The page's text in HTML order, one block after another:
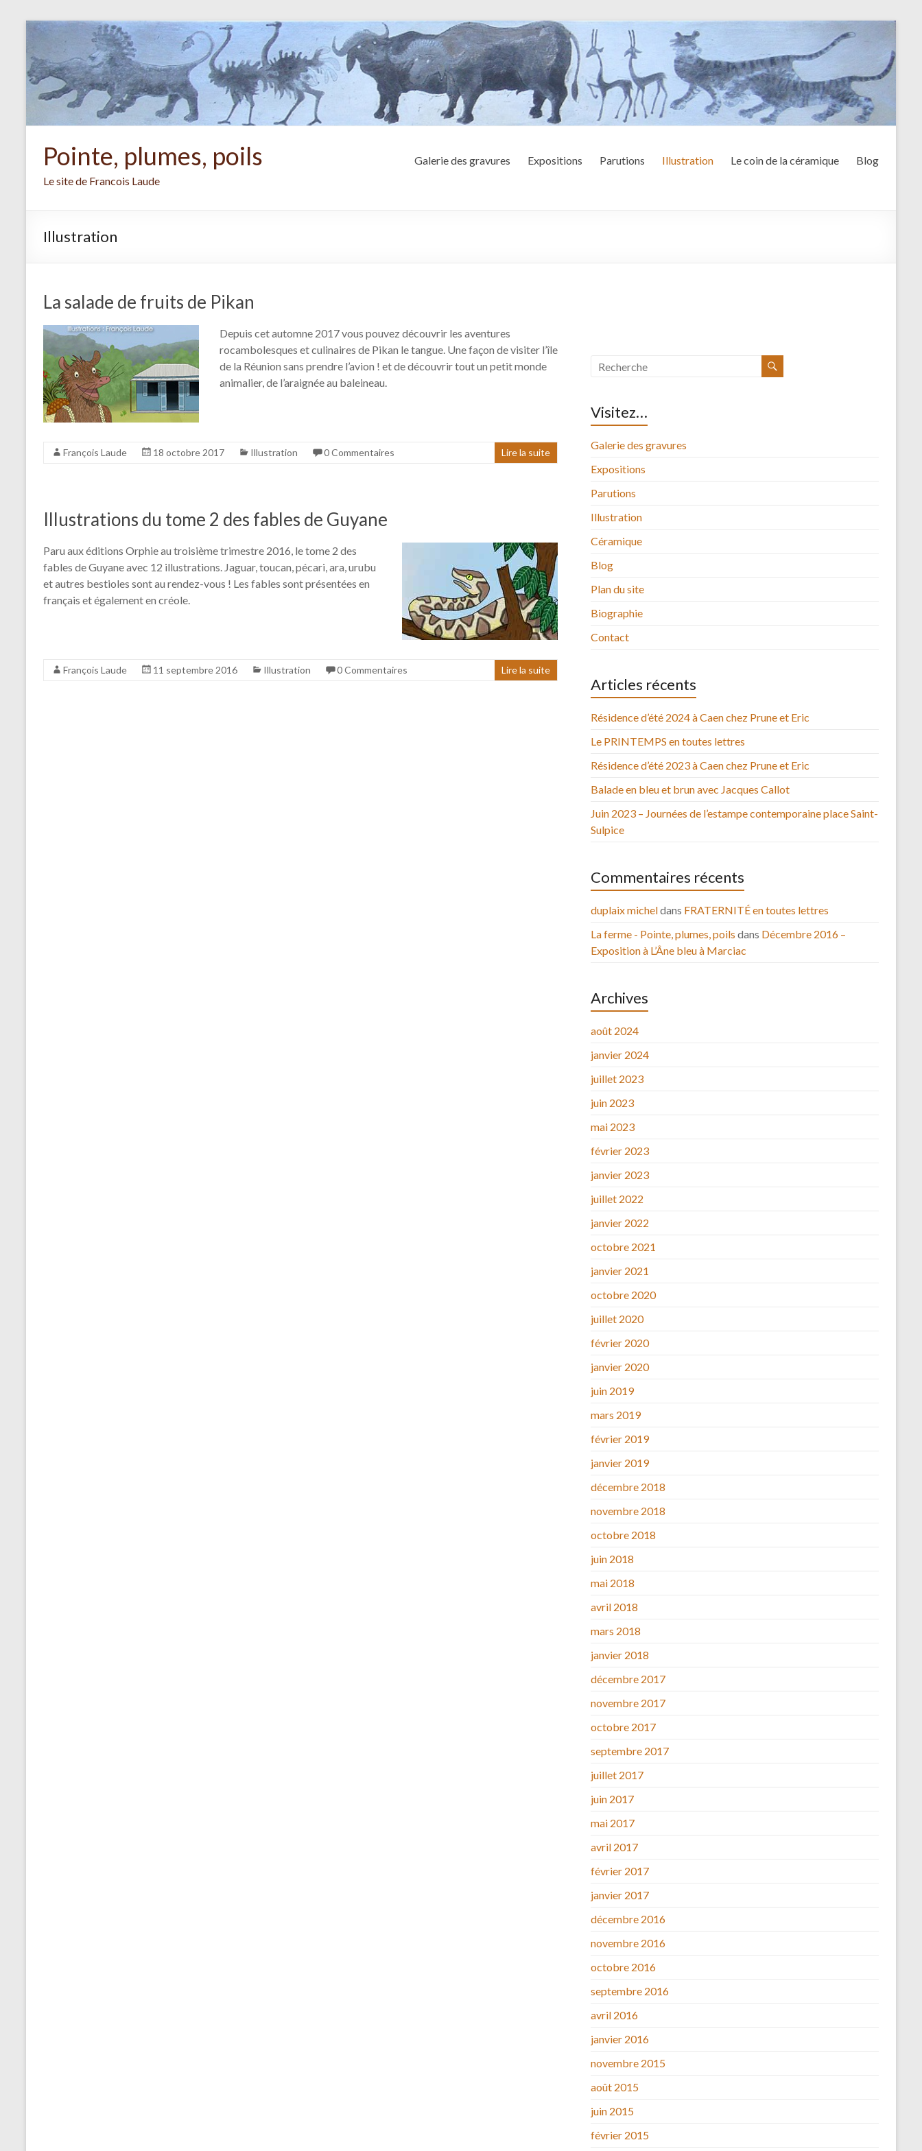
Aller
contenu
Pointe, plumes, poils
Le site de Francois Laude
Galerie des gravures Expositions Parutions Illustration Le coin de la céramique Blog
Illustration
La salade de fruits de Pikan
Depuis cet automne 2017 vous pouvez découvrir les aventures
rocambolesques et culinaires de Pikan le tangue. Une façon de visiter l’île
de la Réunion sans prendre l’avion ! et de découvrir tout un petit monde
animalier, de l’araignée au baleineau.
François Laude 18 octobre 2017 Illustration 0 Commentaires Lire la suite
Illustrations du tome 2 des fables de Guyane
Paru aux éditions Orphie au troisième trimestre 2016, le tome 2 des
fables de Guyane avec 12 illustrations. Jaguar, toucan, pécari, ara, urubu
et autres bestioles sont au rendez-vous ! Les fables sont présentées en
français et également en créole.
François Laude 11 septembre 2016 Illustration 0 Commentaires Lire la suite
Visitez…
Galerie des gravures
Expositions
Parutions
Illustration
Céramique
Blog
Plan du site
Biographie
Contact
Articles récents
Résidence d’été 2024 à Caen chez Prune et Eric
Le PRINTEMPS en toutes lettres
Résidence d’été 2023 à Caen chez Prune et Eric
Balade en bleu et brun avec Jacques Callot
Juin 2023 – Journées de l’estampe contemporaine place Saint-
Sulpice
Commentaires récents
duplaix micheldans FRATERNITÉ en toutes lettres
La ferme - Pointe, plumes, poils dans Décembre 2016 –
Exposition à L’Âne bleu à Marciac
Archives
août 2024
janvier 2024
juillet 2023
juin 2023
mai 2023
février 2023
janvier 2023
juillet 2022
janvier 2022
octobre 2021
janvier 2021
octobre 2020
juillet 2020
février 2020
janvier 2020
juin 2019
mars 2019
février 2019
janvier 2019
décembre 2018
novembre 2018
octobre 2018
juin 2018
mai 2018
avril 2018
mars 2018
janvier 2018
décembre 2017
novembre 2017
octobre 2017
septembre 2017
juillet 2017
juin 2017
mai 2017
avril 2017
février 2017
janvier 2017
décembre 2016
novembre 2016
octobre 2016
septembre 2016
avril 2016
janvier 2016
novembre 2015
août 2015
juin 2015
février 2015